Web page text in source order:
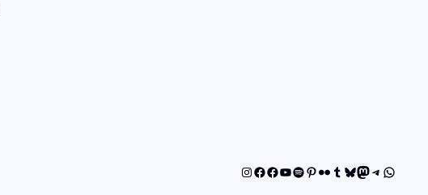
Instagram
Facebook
Facebook
YouTube
Spotify
Pinterest
FlickrTumblr
Bluesky
Mastodon
Telegram